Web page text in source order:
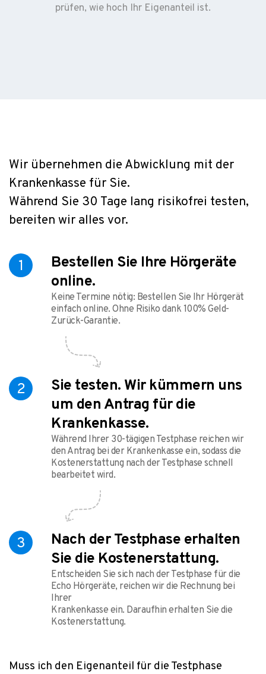
prüfen, wie hoch Ihr Eigenanteil ist.
Wir übernehmen die Abwicklung mit der
Krankenkasse für Sie.
Während Sie 30 Tage lang risikofrei testen,
bereiten wir alles vor.
1
Bestellen Sie Ihre Hörgeräte
online.
Keine Termine nötig: Bestellen Sie Ihr Hörgerät
einfach online. Ohne Risiko dank 100% Geld-
Zurück-Garantie.
2
Sie testen. Wir kümmern uns
um den Antrag für die
Krankenkasse.
Während Ihrer 30-tägigen Testphase reichen wir
den Antrag bei der Krankenkasse ein, sodass die
Kostenerstattung nach der Testphase schnell
bearbeitet wird.
3
Nach der Testphase erhalten
Sie die Kostenerstattung.
Entscheiden Sie sich nach der Testphase für die
Echo Hörgeräte, reichen wir die Rechnung bei
Ihrer
Krankenkasse ein. Daraufhin erhalten Sie die
Kostenerstattung.
Muss ich den Eigenanteil für die Testphase